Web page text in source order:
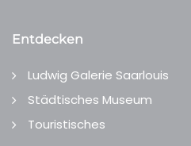
Entdecken
Ludwig Galerie Saarlouis
Städtisches Museum
Touristisches